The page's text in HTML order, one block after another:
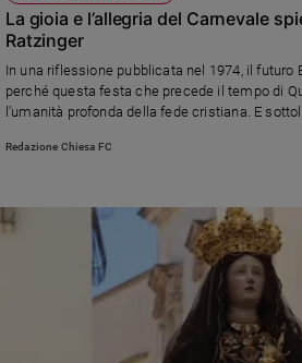
Nonni
Coppia
Scuola
e
Adolescenza
Vai
La gioia e l’allegria del Carnevale
Ratzinger
In una riflessione pubblicata nel 1974, il futuro
perché questa festa che precede il tempo di
l’umanità profonda della fede cristiana. E
Redazione Chiesa FC